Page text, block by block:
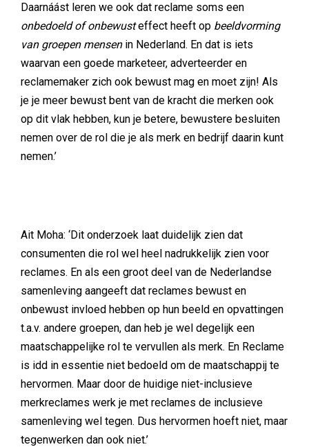
Daarnáást leren we ook dat reclame soms een
onbedoeld of onbewusteffect heeft op beeldvorming
van groepen mensenin Nederland. En dat is iets
waarvan een goede marketeer, adverteerder en
reclamemaker zich ook bewust mag en moet zijn! Als
je je meer bewust bent van de kracht die merken ook
op dit vlak hebben, kun je betere, bewustere besluiten
nemen over de rol die je als merk en bedrijf daarin kunt
nemen.’
Ait Moha: ‘Dit onderzoek laat duidelijk zien dat
consumenten die rol wel heel nadrukkelijk zien voor
reclames. En als een groot deel van de Nederlandse
samenleving aangeeft dat reclames bewust en
onbewust invloed hebben op hun beeld en opvattingen
t.a.v. andere groepen, dan heb je wel degelijk een
maatschappelijke rol te vervullen als merk. En Reclame
is idd in essentie niet bedoeld om de maatschappij te
hervormen. Maar door de huidige niet-inclusieve
merkreclames werk je met reclames de inclusieve
samenleving wel tegen. Dus hervormen hoeft niet, maar
tegenwerken dan ook niet.’